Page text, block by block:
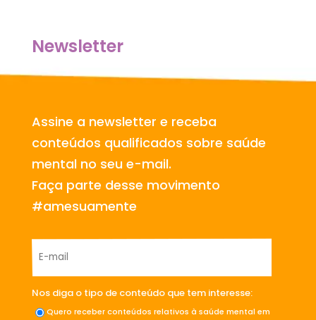
Newsletter
Assine a newsletter e receba
conteúdos qualificados sobre saúde
mental no seu e-mail.
Faça parte desse movimento
#amesuamente
Nos diga o tipo de conteúdo que tem interesse:
Quero receber conteúdos relativos à saúde mental em